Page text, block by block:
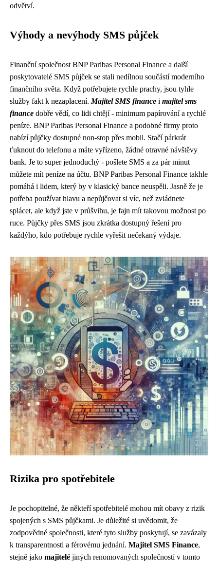
odvětví.
Výhody a nevýhody SMS půjček
Finanční společnost BNP Paribas Personal Finance a další
poskytovatelé SMS půjček se stali nedílnou součástí moderního
finančního světa. Když potřebujete rychle prachy, jsou tyhle
služby fakt k nezaplacení. Majitel SMS finance i majitel sms
finance dobře vědí, co lidi chtějí - minimum papírování a rychlé
peníze. BNP Paribas Personal Finance a podobné firmy proto
nabízí půjčky dostupné non-stop přes mobil. Stačí párkrát
ťuknout do telefonu a máte vyřízeno, žádné otravné návštěvy
bank. Je to super jednoduchý - pošlete SMS a za pár minut
můžete mít peníze na účtu. BNP Paribas Personal Finance takhle
pomáhá i lidem, který by v klasický bance neuspěli. Jasně že je
potřeba používat hlavu a nepůjčovat si víc, než zvládnete
splácet, ale když jste v průšvihu, je fajn mít takovou možnost po
ruce. Půjčky přes SMS jsou zkrátka dostupný řešení pro
každýho, kdo potřebuje rychle vyřešit nečekaný výdaje.
Rizika pro spotřebitele
Je pochopitelné, že někteří spotřebitelé mohou mít obavy z rizik
spojených s SMS půjčkami. Je důležité si uvědomit, že
zodpovědné společnosti, které tyto služby poskytují, se zavázaly
k transparentnosti a férovému jednání. Majitel SMS Finance,
stejně jako majitelé jiných renomovaných společností v tomto